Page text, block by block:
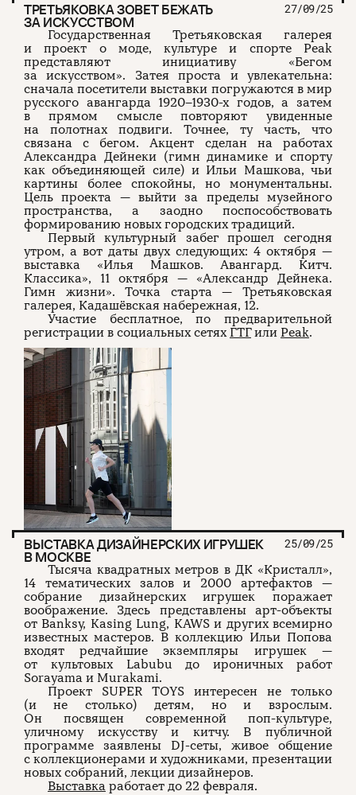
ТРЕТЬЯКОВКА ЗОВЕТ БЕЖАТЬ
ЗА ИСКУССТВОМ
27/09/25
Государственная Третьяковская галерея
и проект о моде, культуре и спорте Peak
представляют инициативу «Бегом
за искусством». Затея проста и увлекательна:
сначала посетители выставки погружаются в мир
русского авангарда 1920–1930-х годов, а затем
в прямом смысле повторяют увиденные
на полотнах подвиги. Точнее, ту часть, что
связана с бегом. Акцент сделан на работах
Александра Дейнеки (гимн динамике и спорту
как объединяющей силе) и Ильи Машкова, чьи
картины более спокойны, но монументальны.
Цель проекта — выйти за пределы музейного
пространства, а заодно поспособствовать
формированию новых городских традиций.
Первый культурный забег прошел сегодня
утром, а вот даты двух следующих: 4 октября —
выставка «Илья Машков. Авангард. Китч.
Классика», 11 октября — «Александр Дейнека.
Гимн жизни». Точка старта — Третьяковская
галерея, Кадашёвская набережная, 12.
Участие бесплатное, по предварительной
регистрации в социальных сетях ГТГили Peak.
ВЫСТАВКА ДИЗАЙНЕРСКИХ ИГРУШЕК
В МОСКВЕ
25/09/25
Тысяча квадратных метров в ДК «Кристалл»,
14 тематических залов и 2000 артефактов —
собрание дизайнерских игрушек поражает
воображение. Здесь представлены арт-объекты
от Banksy, Kasing Lung, KAWS и других всемирно
известных мастеров. В коллекцию Ильи Попова
входят редчайшие экземпляры игрушек —
от культовых Labubu до ироничных работ
Sorayama и Murakami.
Проект SUPER TOYS интересен не только
(и не столько) детям, но и взрослым.
Он посвящен современной поп-культуре,
уличному искусству и китчу. В публичной
программе заявлены DJ-сеты, живое общение
с коллекционерами и художниками, презентации
новых собраний, лекции дизайнеров.
Выставка работает до 22 февраля.